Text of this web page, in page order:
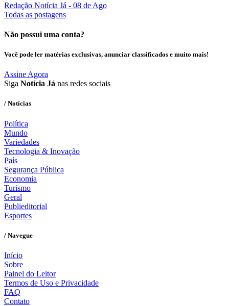
Redação Notícia Já - 08 de Ago
Todas as postagens
Não possui uma conta?
Você pode ler matérias exclusivas, anunciar classificados e muito mais!
Assine Agora
Siga Notícia Já nas redes sociais
/ Notícias
Política
Mundo
Variedades
Tecnologia & Inovação
País
Segurança Pública
Economia
Turismo
Geral
Publieditorial
Esportes
/ Navegue
Início
Sobre
Painel do Leitor
Termos de Uso e Privacidade
FAQ
Contato